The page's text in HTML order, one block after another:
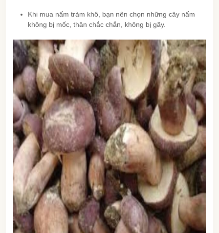
Khi mua nấm tràm khô, bạn nên chọn những cây nấm
không bị mốc, thân chắc chắn, không bị gãy.